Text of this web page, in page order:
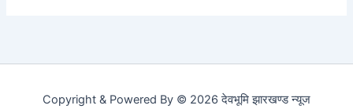
Copyright & Powered By © 2026 देवभूमि झारखण्ड न्यूज